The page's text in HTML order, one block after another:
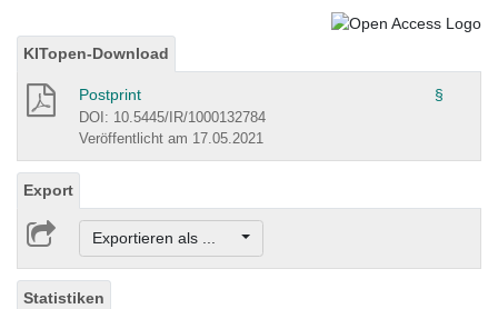
KITopen-Download
Postprint §
DOI: 10.5445/IR/1000132784
Veröffentlicht am 17.05.2021
Export
Exportieren als ...
Statistiken